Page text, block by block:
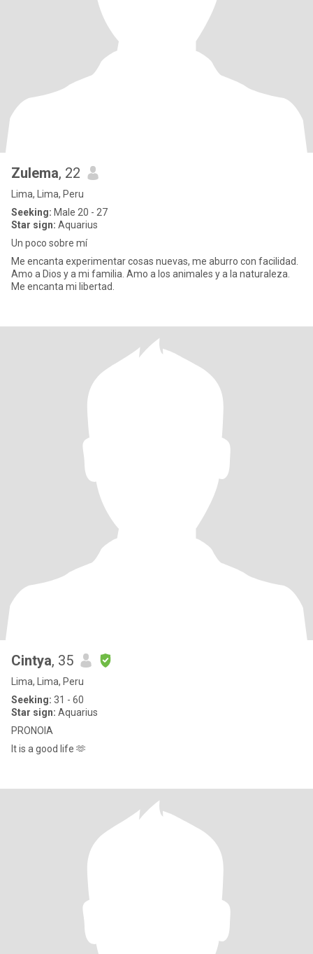
Zulema, 22
Lima, Lima, Peru
Seeking: Male 20 - 27
Star sign: Aquarius
Un poco sobre mí
Me encanta experimentar cosas nuevas, me aburro con facilidad.
Amo a Dios y a mi familia. Amo a los animales y a la naturaleza.
Me encanta mi libertad.
Cintya, 35
Lima, Lima, Peru
Seeking: 31 - 60
Star sign: Aquarius
PRONOIA
It is a good life 🫶